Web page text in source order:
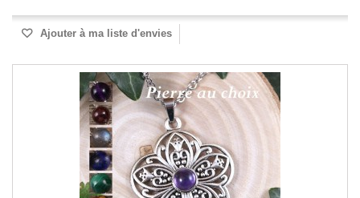
Ajouter à ma liste d'envies